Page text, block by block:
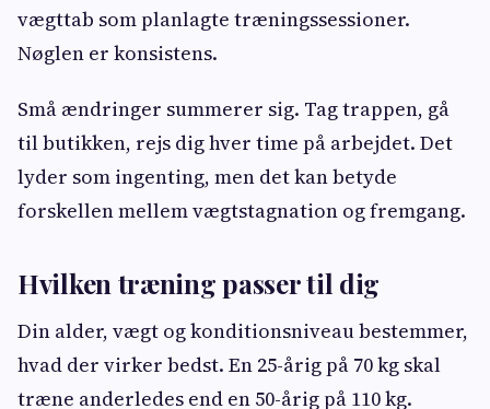
vægttab som planlagte træningssessioner.
Nøglen er konsistens.
Små ændringer summerer sig. Tag trappen, gå
til butikken, rejs dig hver time på arbejdet. Det
lyder som ingenting, men det kan betyde
forskellen mellem vægtstagnation og fremgang.
Hvilken træning passer til dig
Din alder, vægt og konditionsniveau bestemmer,
hvad der virker bedst. En 25-årig på 70 kg skal
træne anderledes end en 50-årig på 110 kg.